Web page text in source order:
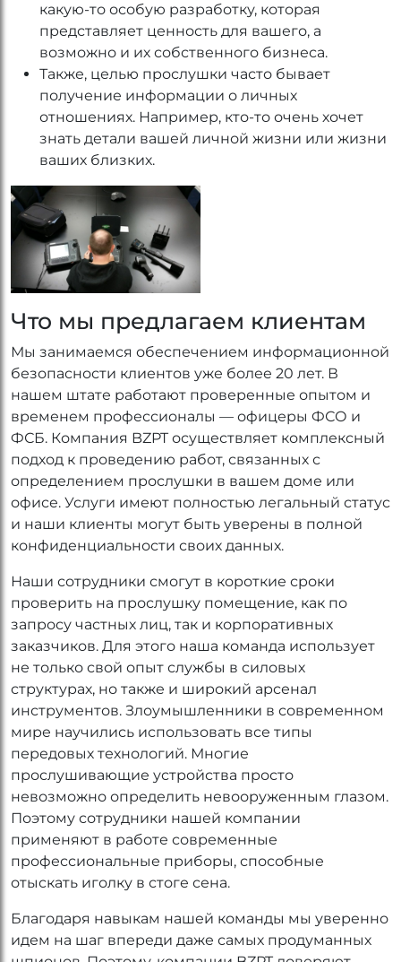
какую-то особую разработку, которая
представляет ценность для вашего, а
возможно и их собственного бизнеса.
Также, целью прослушки часто бывает
получение информации о личных
отношениях. Например, кто-то очень хочет
знать детали вашей личной жизни или жизни
ваших близких.
Что мы предлагаем клиентам
Мы занимаемся обеспечением информационной
безопасности клиентов уже более 20 лет. В
нашем штате работают проверенные опытом и
временем профессионалы — офицеры ФСО и
ФСБ. Компания BZPT осуществляет комплексный
подход к проведению работ, связанных с
определением прослушки в вашем доме или
офисе. Услуги имеют полностью легальный статус
и наши клиенты могут быть уверены в полной
конфиденциальности своих данных.
Наши сотрудники смогут в короткие сроки
проверить на прослушку помещение, как по
запросу частных лиц, так и корпоративных
заказчиков. Для этого наша команда использует
не только свой опыт службы в силовых
структурах, но также и широкий арсенал
инструментов. Злоумышленники в современном
мире научились использовать все типы
передовых технологий. Многие
прослушивающие устройства просто
невозможно определить невооруженным глазом.
Поэтому сотрудники нашей компании
применяют в работе современные
профессиональные приборы, способные
отыскать иголку в стоге сена.
Благодаря навыкам нашей команды мы уверенно
идем на шаг впереди даже самых продуманных